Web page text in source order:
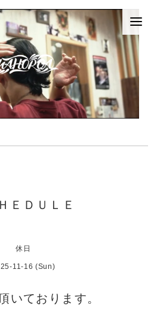
ＥＤＵＬＥ
休日
11-16 (Sun)
いております。